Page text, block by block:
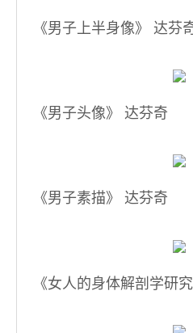
《男子上半身像》 达芬
《男子头像》 达芬奇
《男子素描》 达芬奇
《女人的身体解剖学研